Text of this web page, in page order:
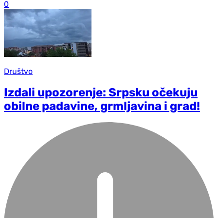
0
Društvo
Izdali upozorenje: Srpsku očekuju
obilne padavine, grmljavina i grad!